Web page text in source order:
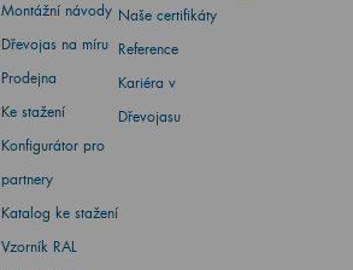
Montážní návody
Dřevojas na míru
Prodejna
Ke stažení
Konfigurátor pro
partnery
Katalog ke stažení
Vzorník RAL
Naše certifikáty
Reference
Kariéra v
Dřevojasu